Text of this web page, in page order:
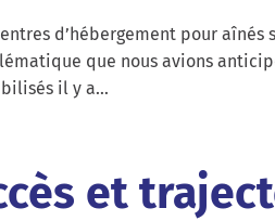
d’hébergement pour
que nous avions
il y a…
et